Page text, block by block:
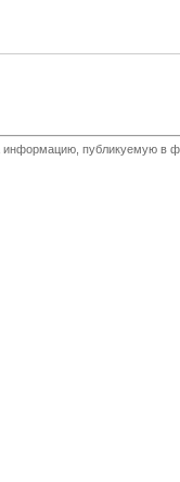
информацию, публикуемую